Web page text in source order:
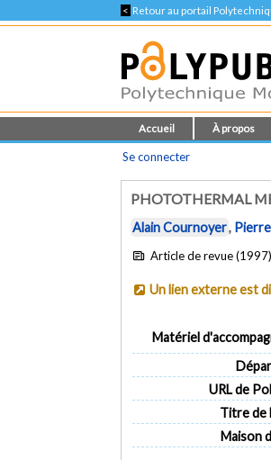
< Retour au portail
Accueil À propos
Se connecter
PHOTOTHERMAL
Alain Cournoyer,
Article de revue (1997)
Un lien externe est
Matériel
URL de
Titre de
Maison